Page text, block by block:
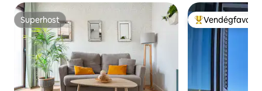
Superhost
Superhost Kiemelt
Vendégfavorit